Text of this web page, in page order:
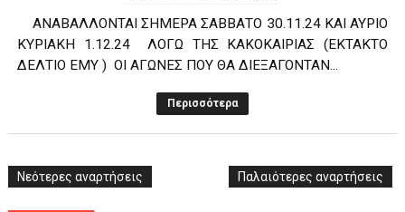
ΑΝΑΒΑΛΛΟΝΤΑΙ ΣΗΜΕΡΑ ΣΑΒΒΑΤΟ 30.11.24 ΚΑΙ ΑΥΡΙΟ
ΚΥΡΙΑΚΗ 1.12.24 ΛΟΓΩ ΤΗΣ ΚΑΚΟΚΑΙΡΙΑΣ (ΕΚΤΑΚΤΟ
ΔΕΛΤΙΟ ΕΜΥ ) ΟΙ ΑΓΩΝΕΣ ΠΟΥ ΘΑ ΔΙΕΞΑΓΟΝΤΑΝ...
Περισσότερα
Νεότερες αναρτήσεις Παλαιότερες αναρτήσεις